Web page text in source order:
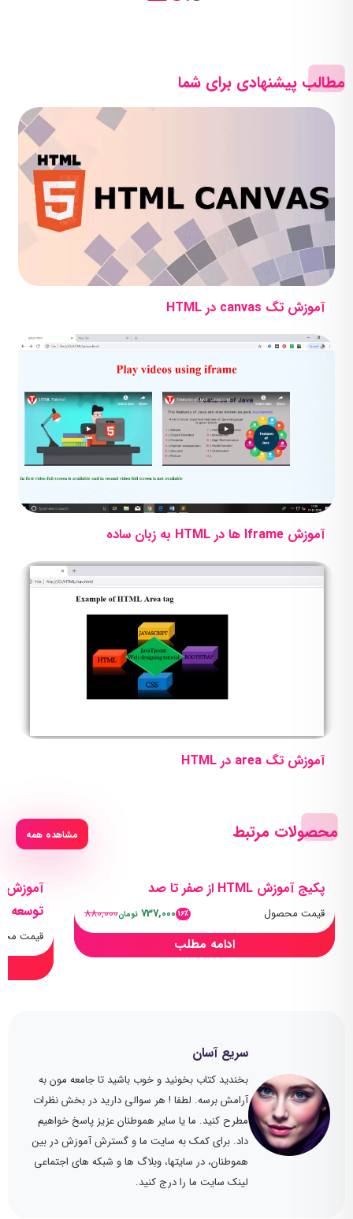
سریع آسان
بخندید کتاب بخونید و خوب باشید تا جامعه مون به
آرامش برسه. لطفا ! هر سوالی دارید در بخش نظرات
مطرح کنید. ما یا سایر هموطنان عزیز پاسخ خواهیم
داد. برای کمک به سایت ما و گسترش آموزش در بین
هموطنان، در سایتها، وبلاگ ها و شبکه های اجتماعی
لینک سایت ما را درج کنید.
مطالب پیشنهادی برای شما
آموزش تگ canvas در HTML
آموزش Iframe ها در HTML به زبان ساده
آموزش تگ area در HTML
محصولات مرتبط مشاهده همه
پکیج آموزش HTML از صفر تا صد
قیمت محصول 16٪ 737,000 تومان880,000
ادامه مطلب
آموزش
توسعه
قیمت